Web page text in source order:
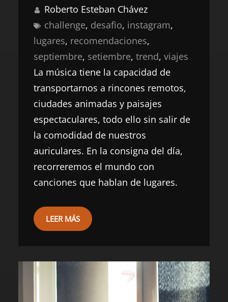
Roberto Esteban Chávez
challenge, desafìo, instagram
lugares, recomendaciones
septiembre, setiembre, trend, viajes
La música tiene la capacidad de
transportarnos a rincones remotos,
ciudades animadas y paisajes
espectaculares, todo ello sin salir de
la comodidad de nuestros
auriculares. En la consigna del día,
recorreremos el mundo con
canciones que hablan de lugares.
LEER MÁS